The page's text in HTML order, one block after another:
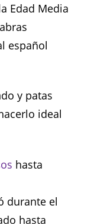
Edad Media
español
y patas
ideal
hasta
durante el
hasta